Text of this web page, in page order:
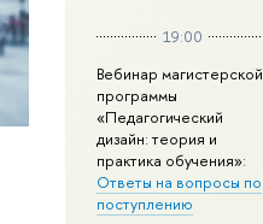
19:00
Вебинар магистерской
программы
«Педагогический
дизайн: теория и
практика обучения»:
Ответы на вопросы по
поступлению